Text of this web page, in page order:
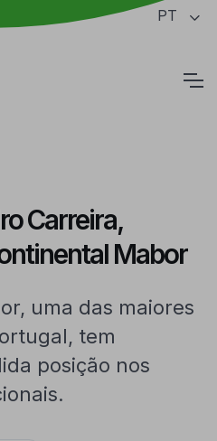
da página PT
Carreira,
Mabor
uma das maiores
tem
posição nos